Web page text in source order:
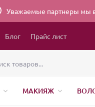
Уважаемые партнеры мы
Блог Прайс лист
МАКИЯЖ